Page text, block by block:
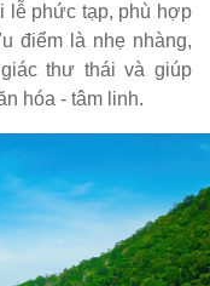
lễ phức tạp, phù hợp
điểm là nhẹ nhàng,
thư thái và giúp
hóa - tâm linh.